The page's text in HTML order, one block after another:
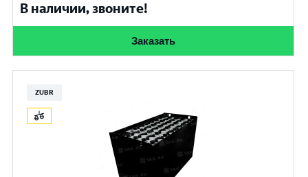
В наличии, звоните!
Заказать
ZUBR